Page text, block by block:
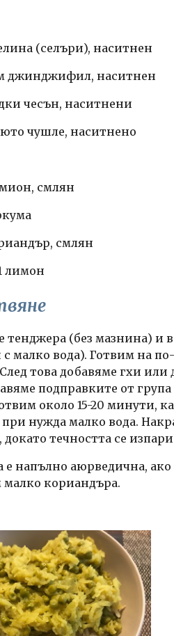
(селъри), наситнен
джинджифил, наситнен
чесън, наситнени
чушле, наситнено
смлян
смлян
лимон
тенджера (без мазнина) и
малко вода). Готвим на
това добавяме гхи или
подправките от
около 15-20 минути,
нужда малко вода.
докато течността се
е напълно аюрведична,
малко кориандъра.